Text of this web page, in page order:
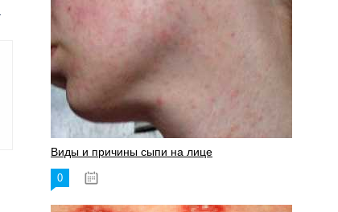
Виды и причины сыпи на лице
0